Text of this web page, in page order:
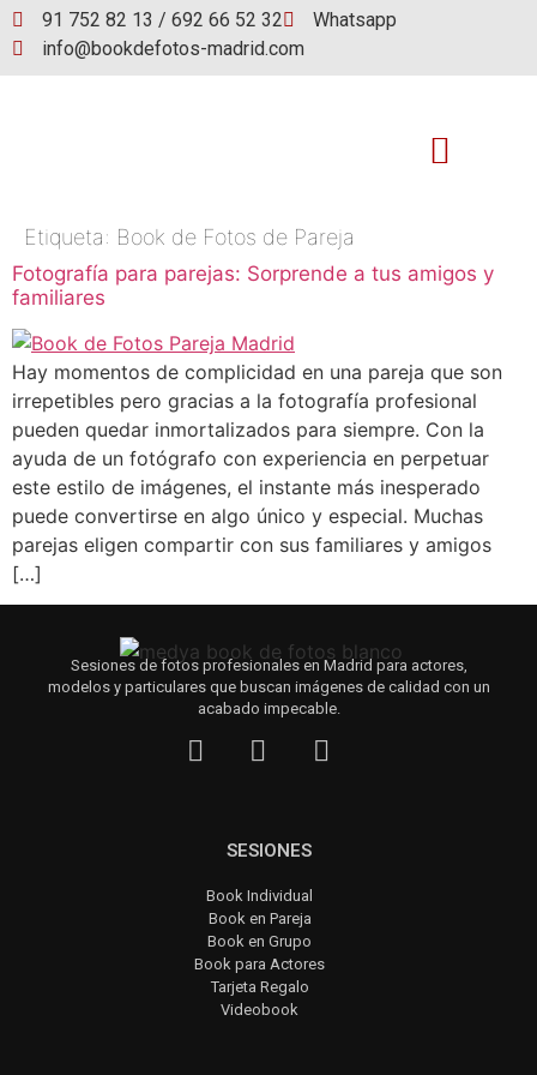
91 752 82 13 / 692 66 52 32
Whatsapp
info@bookdefotos-madrid.com
Etiqueta: Book de Fotos de Pareja
Fotografía para parejas: Sorprende a tus amigos y
familiares
Hay momentos de complicidad en una pareja que son
irrepetibles pero gracias a la fotografía profesional
pueden quedar inmortalizados para siempre. Con la
ayuda de un fotógrafo con experiencia en perpetuar
este estilo de imágenes, el instante más inesperado
puede convertirse en algo único y especial. Muchas
parejas eligen compartir con sus familiares y amigos
[…]
Sesiones de fotos profesionales en Madrid para actores,
modelos y particulares que buscan imágenes de calidad con un
acabado impecable.
SESIONES
Book Individual
Book en Pareja
Book en Grupo
Book para Actores
Tarjeta Regalo
Videobook